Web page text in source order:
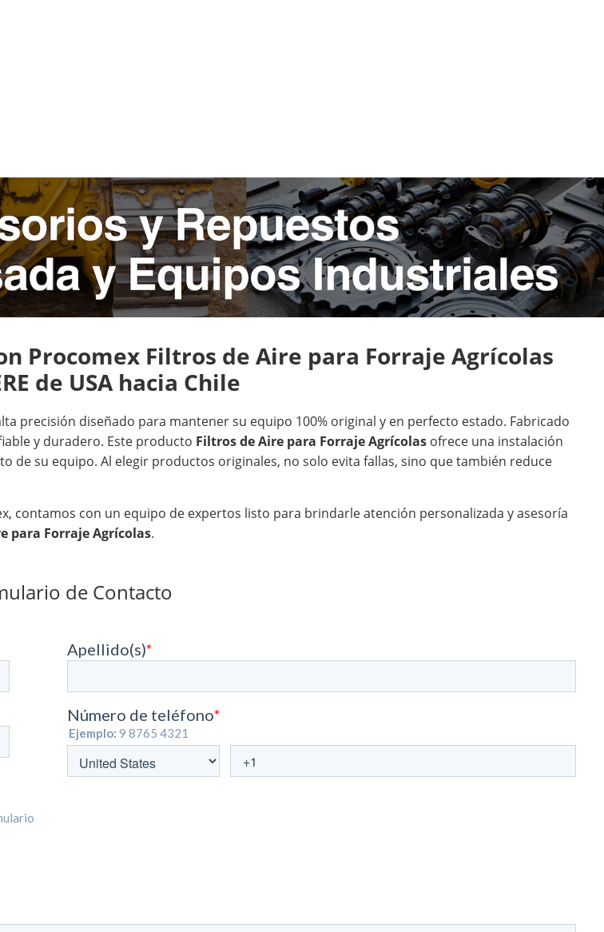
Procomex Filtros de Aire para Forraje Agrícolas
de USA hacia Chile
precisión diseñado para mantener su equipo 100% original y en perfecto estado. Fabricado
y duradero. Este producto Filtros de Aire para Forraje Agrícolasofrece una instalación
su equipo. Al elegir productos originales, no solo evita fallas, sino que también reduce
contamos con un equipo de expertos listo para brindarle atención personalizada y asesoría
para Forraje Agrícolas.
de Contacto